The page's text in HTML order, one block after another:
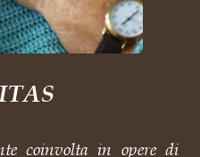
coinvolta in opere di